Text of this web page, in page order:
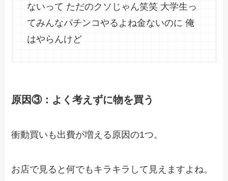
ないって ただのクソじゃん笑笑 大学生っ
てみんなパチンコやるよね金ないのに 俺
はやらんけど
原因③：よく考えずに物を買う
衝動買いも出費が増える原因の1つ。
お店で見ると何でもキラキラして見えますよね。